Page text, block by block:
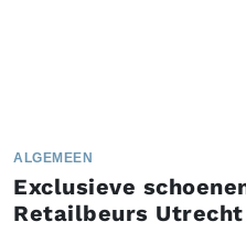
ALGEMEEN
Exclusieve
Retailbeurs Utrecht